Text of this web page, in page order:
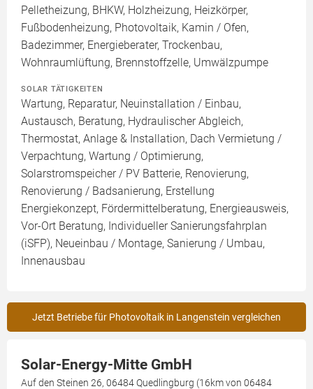
Pelletheizung, BHKW, Holzheizung, Heizkörper,
Fußbodenheizung, Photovoltaik, Kamin / Ofen,
Badezimmer, Energieberater, Trockenbau,
Wohnraumlüftung, Brennstoffzelle, Umwälzpumpe
SOLAR TÄTIGKEITEN
Wartung, Reparatur, Neuinstallation / Einbau,
Austausch, Beratung, Hydraulischer Abgleich,
Thermostat, Anlage & Installation, Dach Vermietung /
Verpachtung, Wartung / Optimierung,
Solarstromspeicher / PV Batterie, Renovierung,
Renovierung / Badsanierung, Erstellung
Energiekonzept, Fördermittelberatung, Energieausweis,
Vor-Ort Beratung, Individueller Sanierungsfahrplan
(iSFP), Neueinbau / Montage, Sanierung / Umbau,
Innenausbau
Jetzt Betriebe für Photovoltaik in Langenstein vergleichen
Solar-Energy-Mitte GmbH
Auf den Steinen 26, 06484 Quedlingburg (16km von 06484